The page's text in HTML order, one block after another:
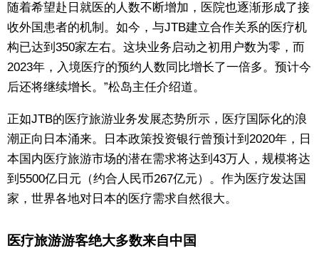
随着希望赴日就医的人数不断增加，医院也逐渐形成了接
收外国患者的机制。如今，与JTB建立合作关系的医疗机
构已达到350家左右。这块业务启动之初用户数为零，而
2023年，入境医疗的预约人数同比增长了一倍多。预计今
后还将继续增长。”松岛主任介绍道。
正如JTB的医疗旅游业务发展态势所示，医疗国际化的浪
潮正向日本涌来。日本政策投资银行曾预计到2020年，日
本国内医疗旅游市场的潜在需求将达到43万人，规模将达
到5500亿日元（约合人民币267亿元）。作为医疗发达国
家，世界各地对日本的医疗需求自然很大。
医疗旅游游客绝大多数来自中国